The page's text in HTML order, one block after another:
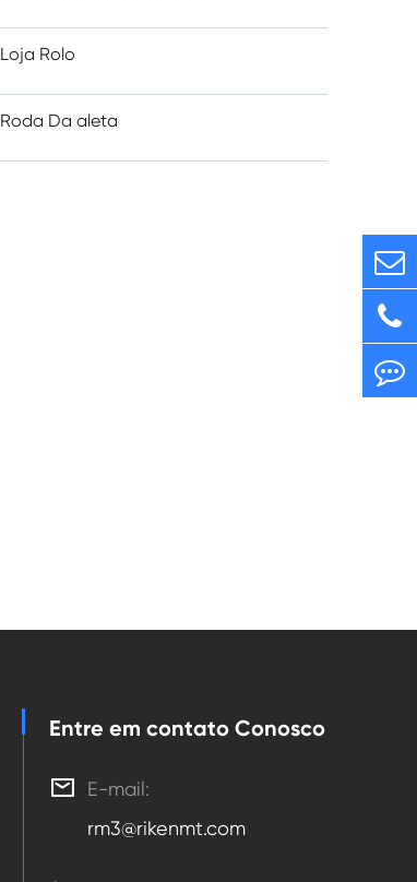
Loja Rolo
Roda Da aleta
Entre em contato Conosco

E-mail:
rm3@rikenmt.com